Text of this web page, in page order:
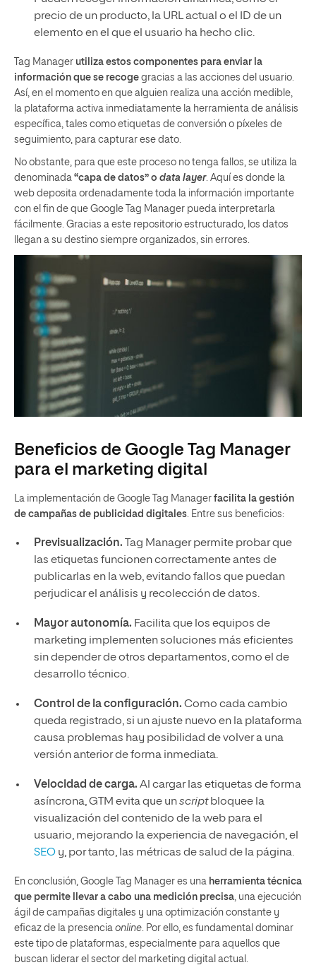
precio de un producto, la URL actual o el ID de un
elemento en el que el usuario ha hecho clic.
Tag Manager utiliza estos componentes para enviar la
información que se recoge gracias a las acciones del usuario.
Así, en el momento en que alguien realiza una acción medible,
la plataforma activa inmediatamente la herramienta de análisis
específica, tales como etiquetas de conversión o píxeles de
seguimiento, para capturar ese dato.
No obstante, para que este proceso no tenga fallos, se utiliza la
denominada “capa de datos” o data layer. Aquí es donde la
web deposita ordenadamente toda la información importante
con el fin de que Google Tag Manager pueda interpretarla
fácilmente. Gracias a este repositorio estructurado, los datos
llegan a su destino siempre organizados, sin errores.
Beneficios de Google Tag Manager
para el marketing digital
La implementación de Google Tag Manager facilita la gestión
de campañas de publicidad digitales. Entre sus beneficios:
Previsualización. Tag Manager permite probar que
las etiquetas funcionen correctamente antes de
publicarlas en la web, evitando fallos que puedan
perjudicar el análisis y recolección de datos.
Mayor autonomía. Facilita que los equipos de
marketing implementen soluciones más eficientes
sin depender de otros departamentos, como el de
desarrollo técnico.
Control de la configuración. Como cada cambio
queda registrado, si un ajuste nuevo en la plataforma
causa problemas hay posibilidad de volver a una
versión anterior de forma inmediata.
Velocidad de carga. Al cargar las etiquetas de forma
asíncrona, GTM evita que unscript bloquee la
visualización del contenido de la web para el
usuario, mejorando la experiencia de navegación, el
SEOy, por tanto, las métricas de salud de la página.
En conclusión, Google Tag Manager es una herramienta técnica
que permite llevar a cabo una medición precisa, una ejecución
ágil de campañas digitales y una optimización constante y
eficaz de la presencia online. Por ello, es fundamental dominar
este tipo de plataformas, especialmente para aquellos que
buscan liderar el sector del marketing digital actual.